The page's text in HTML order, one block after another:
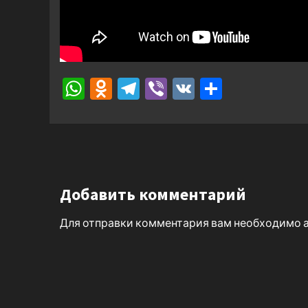
WhatsApp
Odnoklassniki
Telegram
Viber
VK
Добавить комментарий
Для отправки комментария вам необходимо